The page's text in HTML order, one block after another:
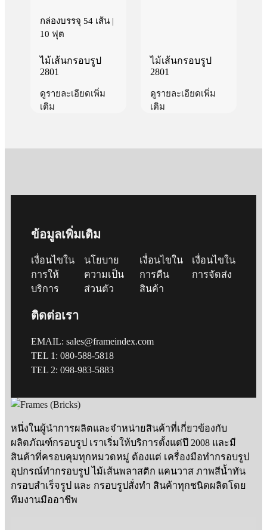
กล่องบรรจุ 54 เส้น |
10 ฟุต
ไม้เส้นกรอบรูป
2801
ดูรายละเอียดเพิ่ม
เติม
ไม้เส้นกรอบรูป
2801
ดูรายละเอียดเพิ่ม
เติม
หนึ่งในผู้นำการผลิตและจำหน่ายสินค้าที่เกี่ยวข้องกับ
ผลิตภัณฑ์กรอบรูป เราเริ่มให้บริการตั้งแต่ปี 2008 และมี
สินค้าที่ครอบคุมทุกหมวดหมู่ ต้องแต่ เครื่องมือทำกรอบรูป
อุปกรณ์ทำกรอบรูป ไม้เส้นพลาสติก แคนวาส ภาพสีน้ำทัน
กรอบสำเร็จรูป และ กรอบรูปสั่งทำ สินค้าทุกชนิดผลิตโดย
ทีมงานมืออาชีพ
ข้อมูลเพิ่มเติม
เงื่อนไขใน
การให้
บริการ
นโยบาย
ความเป็น
ส่วนตัว
เงื่อนไขใน
การคืน
สินค้า
เงื่อนไขใน
การจัดส่ง
ติดต่อเรา
EMAIL: sales@frameindex.com
TEL 1: 080-588-5818
TEL 2: 098-983-5883